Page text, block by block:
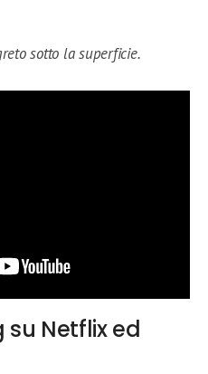
sotto la superficie.
Netflix ed